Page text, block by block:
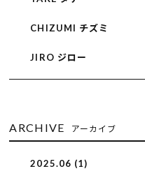
CHIZUMI チズミ
JIRO ジロー
ARCHIVE アーカイブ
2025.06 (1)